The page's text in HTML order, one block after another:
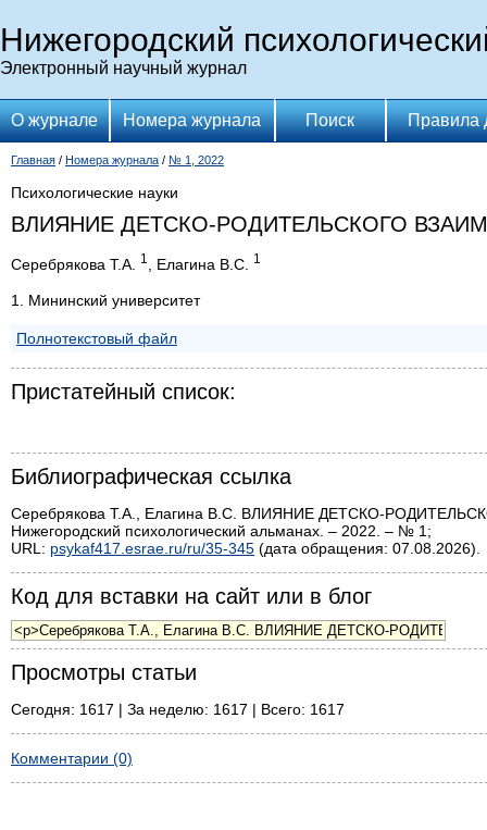
Нижегородский
Электронный научный журнал
О журнале Номера журнала Поиск Правила
Главная / Номера журнала / № 1, 2022
Психологические науки
ВЛИЯНИЕ ДЕТСКО-РОДИТЕЛЬСКОГО
Серебрякова Т.А. 1 , Елагина В.С. 1
1. Мининский университет
Полнотекстовый файл
Пристатейный список:
Библиографическая ссылка
Серебрякова Т.А., Елагина В.С. ВЛИЯНИЕ ДЕТСКО-
Нижегородский психологический альманах. – 2022. – № 1;
URL: psykaf417.esrae.ru/ru/35-345 (дата обращения: 07.08.2026).
Код для вставки на сайт или в блог
Просмотры статьи
Сегодня: 1617 | За неделю: 1617 | Всего: 1617
Комментарии (0)